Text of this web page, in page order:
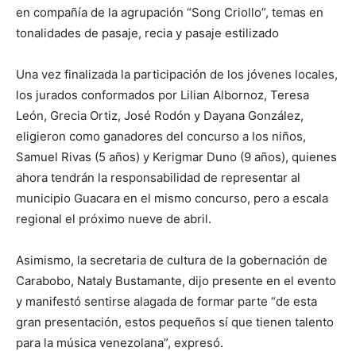
en compañía de la agrupación “Song Criollo”, temas en
tonalidades de pasaje, recia y pasaje estilizado
Una vez finalizada la participación de los jóvenes locales,
los jurados conformados por Lilian Albornoz, Teresa
León, Grecia Ortiz, José Rodón y Dayana González,
eligieron como ganadores del concurso a los niños,
Samuel Rivas (5 años) y Kerigmar Duno (9 años), quienes
ahora tendrán la responsabilidad de representar al
municipio Guacara en el mismo concurso, pero a escala
regional el próximo nueve de abril.
Asimismo, la secretaria de cultura de la gobernación de
Carabobo, Nataly Bustamante, dijo presente en el evento
y manifestó sentirse alagada de formar parte “de esta
gran presentación, estos pequeños sí que tienen talento
para la música venezolana”, expresó.